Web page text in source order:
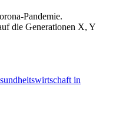
Pandemie.
die Generationen X, Y
in